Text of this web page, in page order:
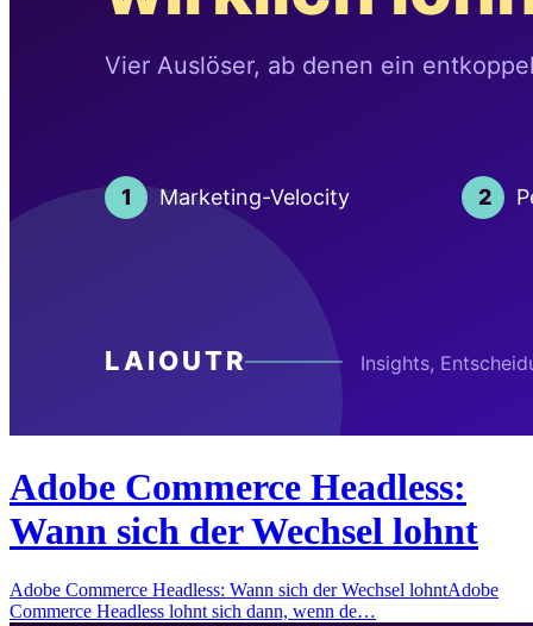
Adobe Commerce Headless:
Wann sich der Wechsel lohnt
Adobe Commerce Headless: Wann sich der Wechsel lohntAdobe
Commerce Headless lohnt sich dann, wenn de…